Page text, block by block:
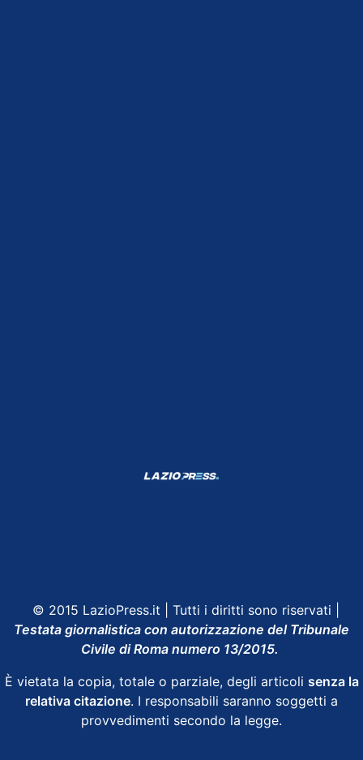
© 2015 LazioPress.it | Tutti i diritti sono riservati |
Testata giornalistica con autorizzazione del Tribunale
Civile di Roma numero 13/2015.
È vietata la copia, totale o parziale, degli articoli senza la
relativa citazione. I responsabili saranno soggetti a
provvedimenti secondo la legge.